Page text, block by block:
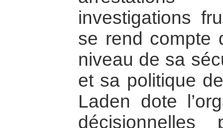
investigations
se rend compte
niveau de sa
et sa politique
Laden dote